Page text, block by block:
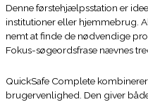
Denne førstehjælpsstation er
institutioner eller hjemmebrug.
nemt at finde de nødvendige
Fokus-søgeordsfrase nævnes
QuickSafe Complete
brugervenlighed. Den giver